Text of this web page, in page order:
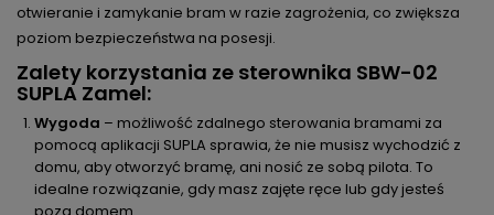
otwieranie i zamykanie bram w razie zagrożenia, co zwiększa
poziom bezpieczeństwa na posesji.
Zalety korzystania ze sterownika SBW-02
SUPLA Zamel:
Wygoda – możliwość zdalnego sterowania bramami za
pomocą aplikacji SUPLA sprawia, że nie musisz wychodzić z
domu, aby otworzyć bramę, ani nosić ze sobą pilota. To
idealne rozwiązanie, gdy masz zajęte ręce lub gdy jesteś